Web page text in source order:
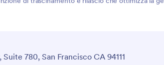
780, San Francisco CA 94111